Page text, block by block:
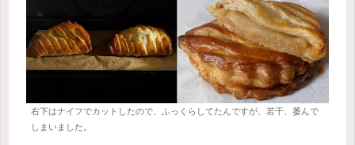
右下はナイフでカットしたので、ふっくらしてたんですが、若干、萎んで
しまいました。